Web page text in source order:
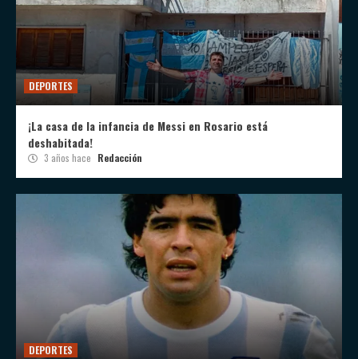
DEPORTES
¡La casa de la infancia de Messi en Rosario está
deshabitada!
3 años hace Redacción
DEPORTES